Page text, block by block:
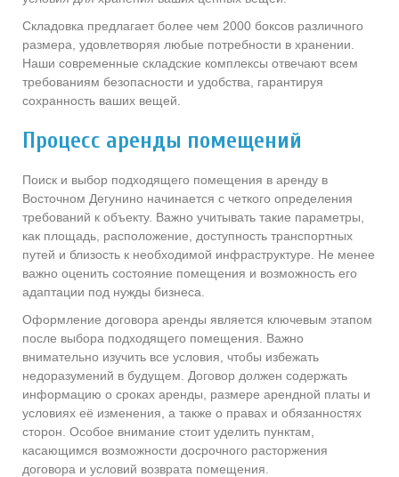
Складовка предлагает более чем 2000 боксов различного
размера, удовлетворяя любые потребности в хранении.
Наши современные складские комплексы отвечают всем
требованиям безопасности и удобства, гарантируя
сохранность ваших вещей.
Процесс аренды помещений
Поиск и выбор подходящего помещения в аренду в
Восточном Дегунино начинается с четкого определения
требований к объекту. Важно учитывать такие параметры,
как площадь, расположение, доступность транспортных
путей и близость к необходимой инфраструктуре. Не менее
важно оценить состояние помещения и возможность его
адаптации под нужды бизнеса.
Оформление договора аренды является ключевым этапом
после выбора подходящего помещения. Важно
внимательно изучить все условия, чтобы избежать
недоразумений в будущем. Договор должен содержать
информацию о сроках аренды, размере арендной платы и
условиях её изменения, а также о правах и обязанностях
сторон. Особое внимание стоит уделить пунктам,
касающимся возможности досрочного расторжения
договора и условий возврата помещения.